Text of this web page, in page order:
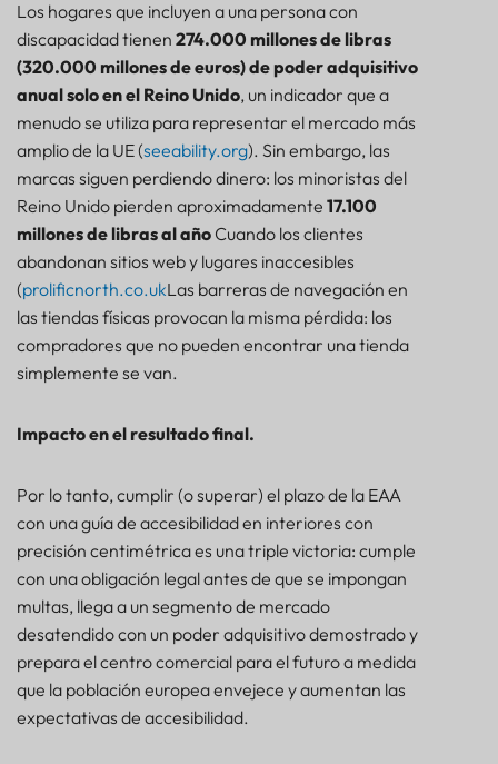
Los hogares que incluyen a una persona con
discapacidad tienen 274.000 millones de libras
(320.000 millones de euros) de poder adquisitivo
anual solo en el Reino Unido, un indicador que a
menudo se utiliza para representar el mercado más
amplio de la UE (seeability.org). Sin embargo, las
marcas siguen perdiendo dinero: los minoristas del
Reino Unido pierden aproximadamente 17.100
millones de libras al año Cuando los clientes
abandonan sitios web y lugares inaccesibles
(prolificnorth.co.ukLas barreras de navegación en
las tiendas físicas provocan la misma pérdida: los
compradores que no pueden encontrar una tienda
simplemente se van.
Impacto en el resultado final.
Por lo tanto, cumplir (o superar) el plazo de la EAA
con una guía de accesibilidad en interiores con
precisión centimétrica es una triple victoria: cumple
con una obligación legal antes de que se impongan
multas, llega a un segmento de mercado
desatendido con un poder adquisitivo demostrado y
prepara el centro comercial para el futuro a medida
que la población europea envejece y aumentan las
expectativas de accesibilidad.